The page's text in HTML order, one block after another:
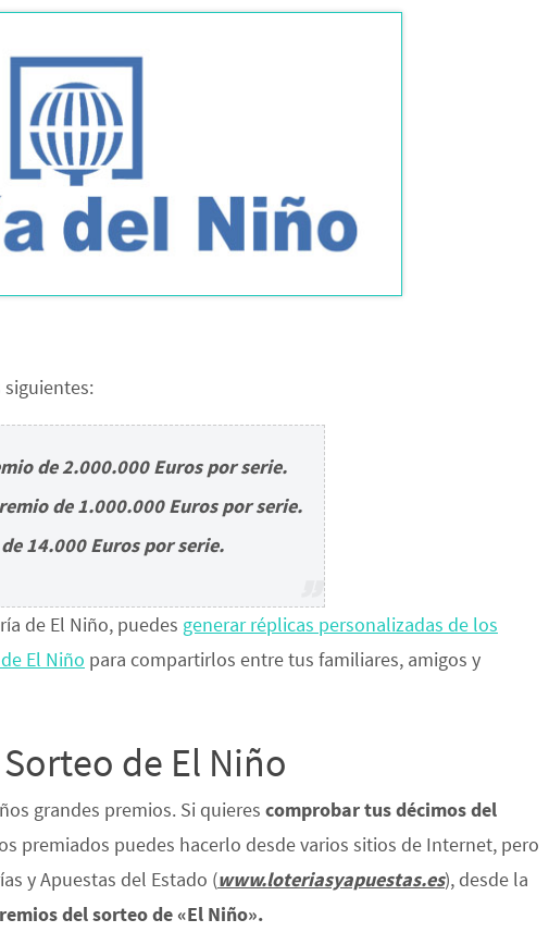
de 2.000.000 Euros por serie.
de 1.000.000 Euros por serie.
14.000 Euros por serie.
de El Niño, puedes generar réplicas personalizadas de los
El Niño para compartirlos entre tus familiares, amigos y
de El Niño
grandes premios. Si quieres comprobar tus décimos del
premiados puedes hacerlo desde varios sitios de Internet, pero
y Apuestas del Estado (www.loteriasyapuestas.es), desde la
del sorteo de «El Niño».